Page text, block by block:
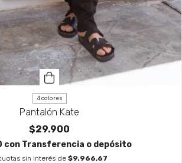
4 colores
Pantalón Kate
$29.900
con Transferencia o depósito
sin interés de $9.966,67